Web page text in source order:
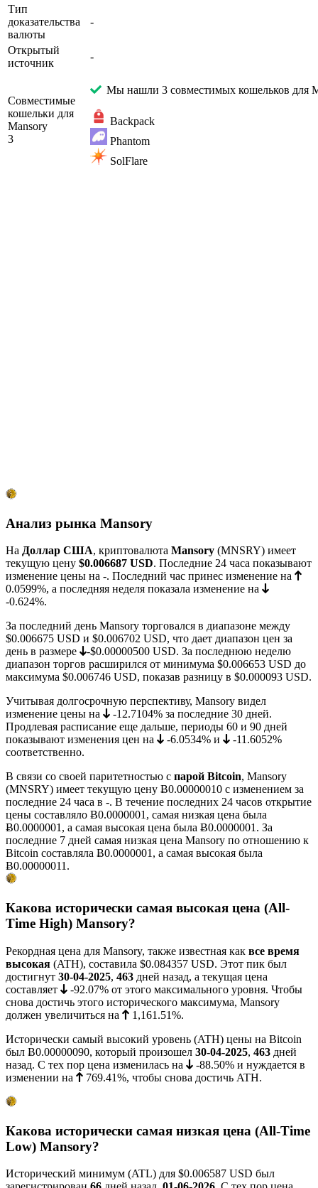
Тип
доказательства
валюты
-
Открытый
источник
-
Совместимые
кошельки для
Mansory
3
Мы нашли 3 совместимых кошельков для
Backpack
Phantom
SolFlare
Анализ рынка Mansory
На Доллар США, криптовалюта Mansory (MNSRY) имеет
текущую цену $0.006687 USD. Последние 24 часа показывают
изменение цены на -. Последний час принес изменение на
0.0599%, а последняя неделя показала изменение на
-0.624%.
За последний день Mansory торговался в диапазоне между
$0.006675 USD и $0.006702 USD, что дает диапазон цен за
день в размере
-$0.00000500 USD. За последнюю неделю
диапазон торгов расширился от минимума $0.006653 USD до
максимума $0.006746 USD, показав разницу в $0.000093 USD.
Учитывая долгосрочную перспективу, Mansory видел
изменение цены на
-12.7104% за последние 30 дней.
Продлевая расписание еще дальше, периоды 60 и 90 дней
показывают изменения цен на
-6.0534% и
-11.6052%
соответственно.
В связи со своей паритетностью с парой Bitcoin, Mansory
(MNSRY) имеет текущую цену Ƀ0.00000010 с изменением за
последние 24 часа в -. В течение последних 24 часов открытие
цены составляло Ƀ0.0000001, самая низкая цена была
Ƀ0.0000001 , а самая высокая цена была Ƀ0.0000001 . За
последние 7 дней самая низкая цена Mansory по отношению к
Bitcoin составляла Ƀ0.0000001 , а самая высокая была
Ƀ0.00000011 .
Какова исторически самая высокая цена (All-
Time High) Mansory?
Рекордная цена для Mansory, также известная как все время
высокая (ATH), составила $0.084357 USD. Этот пик был
достигнут 30-04-2025, 463 дней назад, а текущая цена
составляет
-92.07% от этого максимального уровня. Чтобы
снова достичь этого исторического максимума, Mansory
должен увеличиться на
1,161.51%.
Исторически самый высокий уровень (ATH) цены на Bitcoin
был Ƀ0.00000090, который произошел 30-04-2025, 463 дней
назад. С тех пор цена изменилась на
-88.50% и нуждается в
изменении на
769.41%, чтобы снова достичь ATH.
Какова исторически самая низкая цена (All-Time
Low) Mansory?
Исторический минимум (ATL) для $0.006587 USD был